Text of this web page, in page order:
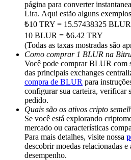
Deposit & Trade BTC to Share
Deposit CASHCAT & Win
Share 500000 CASHCAT prize
Exclusive for BitMart Users
Register & Trade to Win
página para converter
Lira. Aqui estão alguns
₺10 TRY = 15.57438325 BLUR
10 BLUR = ₺6.42 TRY
(Todas as taxas mostradas são
Como comprar 1 BLUR na
Você pode comprar BLUR com
das principais exchanges
compra de BLUR para
configurar sua carteira, verificar
pedido.
Quais são os ativos cripto
Se você está explorando
mercado ou características
Para mais detalhes, visite nossa
descobrir moedas relacionadas
desempenho.